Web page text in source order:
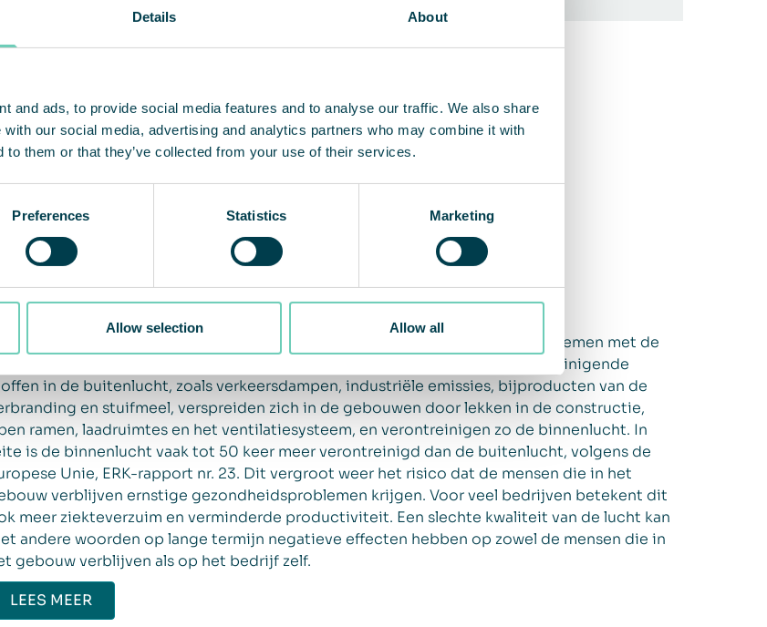
Details About
and ads, to provide social media features and to analyse our traffic. We also share
our social media, advertising and analytics partners who may combine it with
to them or that they’ve collected from your use of their services.
Preferences Statistics Marketing
Allow selection Allow all
ONTDEK ONZE PRODUCTEN
meeste bedrijven en instellingen worstelen in verschillende mate met problemen met de
van de lucht die verband houden met vervuiling buitenshuis. Verontreinigende
in de buitenlucht, zoals verkeersdampen, industriële emissies, bijproducten van de
en stuifmeel, verspreiden zich in de gebouwen door lekken in de constructie,
ramen, laadruimtes en het ventilatiesysteem, en verontreinigen zo de binnenlucht. In
is de binnenlucht vaak tot 50 keer meer verontreinigd dan de buitenlucht, volgens de
Unie, ERK-rapport nr. 23. Dit vergroot weer het risico dat de mensen die in het
verblijven ernstige gezondheidsproblemen krijgen. Voor veel bedrijven betekent dit
meer ziekteverzuim en verminderde productiviteit. Een slechte kwaliteit van de lucht kan
andere woorden op lange termijn negatieve effecten hebben op zowel de mensen die in
gebouw verblijven als op het bedrijf zelf.
LEES MEER